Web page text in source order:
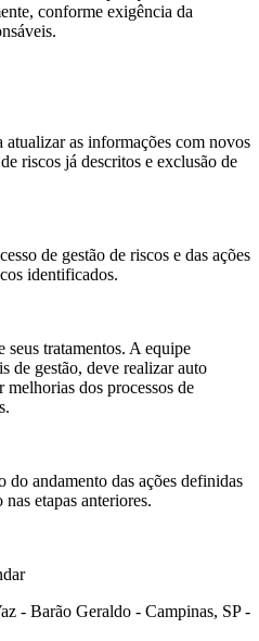
conforme exigência da
atualizar as informações com novos
riscos já descritos e exclusão de
de gestão de riscos e das ações
identificados.
seus tratamentos. A equipe
de gestão, deve realizar auto
dos processos de
do andamento das ações definidas
etapas anteriores.
- Barão Geraldo - Campinas, SP -